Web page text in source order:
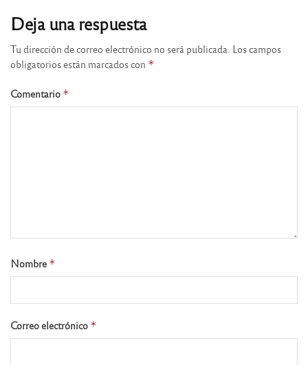
Deja una respuesta
Tu dirección de correo electrónico no será publicada. Los campos
obligatorios están marcados con *
Comentario *
Nombre *
Correo electrónico *